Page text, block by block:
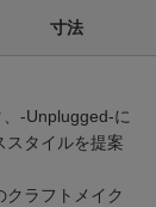
寸法
-Unplugged-に
スタイルを提案
クラフトメイク